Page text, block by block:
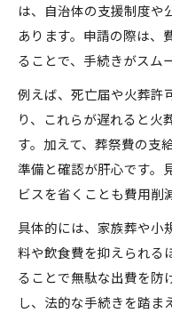
は、自治体の支援制度や
あります。申請の際は、
ることで、手続きがスム
例えば、死亡届や火葬許
り、これらが遅れると火
す。加えて、葬祭費の支
準備と確認が肝心です。
ビスを省くことも費用削
具体的には、家族葬や小
料や飲食費を抑えられる
ることで無駄な出費を防
し、法的な手続きを踏ま